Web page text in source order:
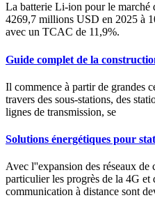
La batterie Li-ion pour le marché
4269,7 millions USD en 2025 à
avec un TCAC de 11,9%.
Guide complet de la
Il commence à partir de grandes
travers des sous-stations, des
lignes de transmission, se
Solutions énergétiques pour
Avec l''expansion des réseaux
particulier les progrès de la 4G et
communication à distance sont